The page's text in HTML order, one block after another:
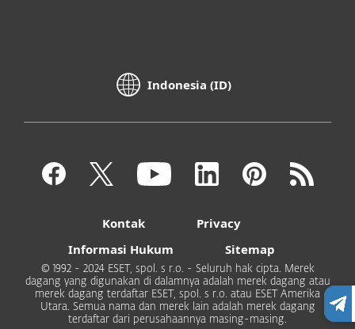
Indonesia (ID)
Kontak
Privacy
Informasi Hukum
Sitemap
© 1992 - 2024 ESET, spol. s r.o. - Seluruh hak cipta. Merek
dagang yang digunakan di dalamnya adalah merek dagang atau
merek dagang terdaftar ESET, spol. s r.o. atau ESET Amerika
Utara. Semua nama dan merek lain adalah merek dagang
terdaftar dari perusahaannya masing-masing.